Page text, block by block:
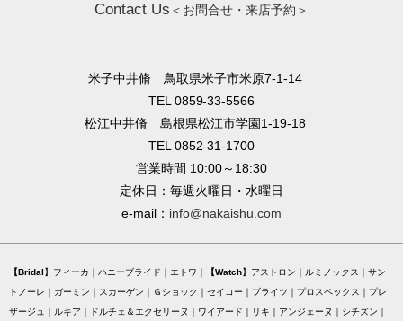
Contact Us ＜お問合せ・来店予約＞
米子中井脩 鳥取県米子市米原7-1-14
TEL 0859-33-5566
松江中井脩 島根県松江市学園1-19-18
TEL 0852-31-1700
営業時間 10:00～18:30
定休日：毎週火曜日・水曜日
e-mail： info@nakaishu.com
Bridal フィーカ ハニーブライド エトワ Watch アストロン ルミノックス
サン
トノーレ
ガーミン スカーゲン Ｇショック セイコー ブライツ プロスペックス
プレ
ザージュ
ルキア ドルチェ＆エクセリーヌ ワイアード リキ アンジェーヌ シチズン